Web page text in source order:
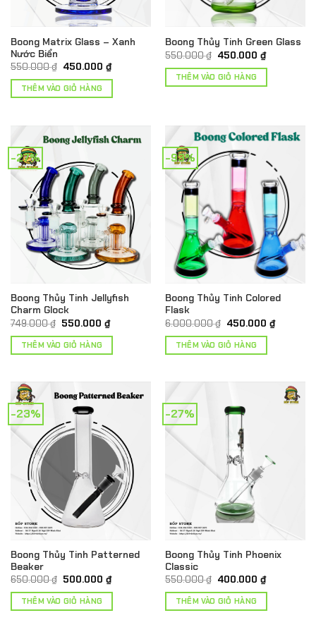
Boong Matrix Glass – Xanh
Nước Biển
550.000₫ Giá
là:
550.000 ₫.
450.000 ₫Giá
hiện
tại
THÊM VÀO GIỎ HÀNG
Boong Thủy Tinh Green Glass
550.000₫ Giá
là:
550.000 ₫.
450.000 ₫Giá
hiện
tại
THÊM VÀO GIỎ HÀNG
-27%
Boong Thủy Tinh Jellyfish
Charm Glock
749.000₫ Giá
là:
749.000 ₫.
550.000 ₫Giá
hiện
tại
THÊM VÀO GIỎ HÀNG
-93%
Boong Thủy Tinh Colored
Flask
6.000.000₫ Giá
là:
6.000.000 ₫.
450.000 ₫Giá
hiện
THÊM VÀO GIỎ HÀNG
-23%
Boong Thủy Tinh Patterned
Beaker
650.000₫ Giá
là:
650.000 ₫.
500.000 ₫Giá
hiện
tại
THÊM VÀO GIỎ HÀNG
-27%
Boong Thủy Tinh Phoenix
Classic
550.000₫ Giá
là:
550.000 ₫.
400.000 ₫Giá
hiện
tại
THÊM VÀO GIỎ HÀNG